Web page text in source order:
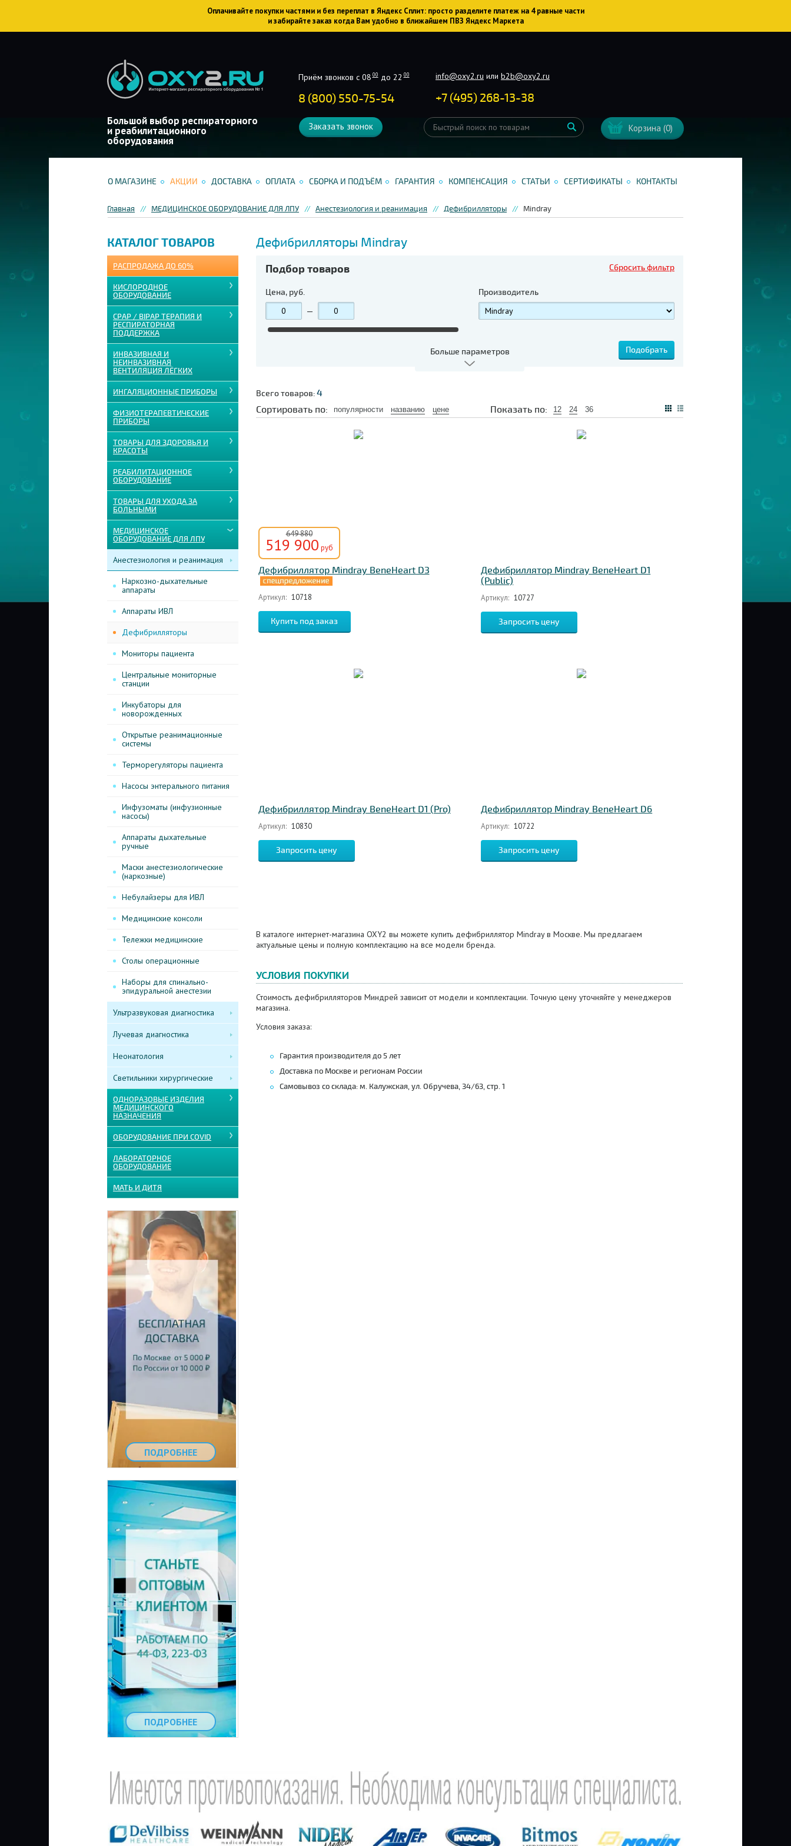
Оплачивайте покупки частями и без переплат в Яндекс Сплит: просто разделите платеж на 4 равные части
и забирайте заказ когда Вам удобно в ближайшем ПВЗ Яндекс Маркета
Большой выбор респираторного
и реабилитационного
оборудования
Приём звонков с 08 00до 22 00
8 (800) 550-75-54
info@oxy2.ru илиb2b@oxy2.ru
+7 (495) 268-13-38
Заказать звонок Корзина(0)
О МАГАЗИНЕ АКЦИИ ДОСТАВКА ОПЛАТА СБОРКА И ПОДЪЁМ ГАРАНТИЯ КОМПЕНСАЦИЯ СТАТЬИ СЕРТИФИКАТЫ КОНТАКТЫ
Главная МЕДИЦИНСКОЕ ОБОРУДОВАНИЕ ДЛЯ ЛПУ Анестезиология и реанимация Дефибрилляторы Mindray
КАТАЛОГ ТОВАРОВ
РАСПРОДАЖА ДО 60%
КИСЛОРОДНОЕ
ОБОРУДОВАНИЕ
CPAP / BIPAP ТЕРАПИЯ И
РЕСПИРАТОРНАЯ
ПОДДЕРЖКА
ИНВАЗИВНАЯ И
НЕИНВАЗИВНАЯ
ВЕНТИЛЯЦИЯ ЛЁГКИХ
ИНГАЛЯЦИОННЫЕ ПРИБОРЫ
ФИЗИОТЕРАПЕВТИЧЕСКИЕ
ПРИБОРЫ
ТОВАРЫ ДЛЯ ЗДОРОВЬЯ И
КРАСОТЫ
РЕАБИЛИТАЦИОННОЕ
ОБОРУДОВАНИЕ
ТОВАРЫ ДЛЯ УХОДА ЗА
БОЛЬНЫМИ
МЕДИЦИНСКОЕ
ОБОРУДОВАНИЕ ДЛЯ ЛПУ
Анестезиология и реанимация
Наркозно-дыхательные
аппараты
Аппараты ИВЛ
Дефибрилляторы
Мониторы пациента
Центральные мониторные
станции
Инкубаторы для
новорожденных
Открытые реанимационные
системы
Терморегуляторы пациента
Насосы энтерального питания
Инфузоматы (инфузионные
насосы)
Аппараты дыхательные
ручные
Маски анестезиологические
(наркозные)
Небулайзеры для ИВЛ
Медицинские консоли
Тележки медицинские
Столы операционные
Наборы для спинально-
эпидуральной анестезии
Ультразвуковая диагностика
Лучевая диагностика
Неонатология
Светильники хирургические
ОДНОРАЗОВЫЕ ИЗДЕЛИЯ
МЕДИЦИНСКОГО
НАЗНАЧЕНИЯ
ОБОРУДОВАНИЕ ПРИ COVID
ЛАБОРАТОРНОЕ
ОБОРУДОВАНИЕ
МАТЬ И ДИТЯ
ПОДРОБНЕЕ
ПОДРОБНЕЕ
Дефибрилляторы Mindray
Подбор товаров Сбросить фильтр
Цена, руб.
—
Производитель
Больше параметров
Всего товаров:4
Сортировать по:
популярности названию цене Показать по: 12 24 36
649 880
519 900 руб
Дефибриллятор Mindray BeneHeart D3
Артикул: 10718
Дефибриллятор Mindray BeneHeart D1
(Public)
Артикул: 10727
Запросить цену
Дефибриллятор Mindray BeneHeart D1 (Pro)
Артикул: 10830
Запросить цену
Дефибриллятор Mindray BeneHeart D6
Артикул: 10722
Запросить цену
В каталоге интернет-магазина OXY2 вы можете купить дефибриллятор Mindray в Москве. Мы предлагаем
актуальные цены и полную комплектацию на все модели бренда.
УСЛОВИЯ ПОКУПКИ
Стоимость дефибрилляторов Миндрей зависит от модели и комплектации. Точную цену уточняйте у менеджеров
магазина.
Условия заказа:
Гарантия производителя до 5 лет
Доставка по Москве и регионам России
Самовывоз со склада: м. Калужская, ул. Обручева, 34/63, стр. 1